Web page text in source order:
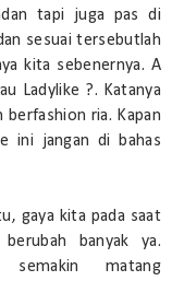
tapi juga pas di
sesuai tersebutlah
kita sebenernya. A
Ladylike ?. Katanya
berfashion ria. Kapan
ini jangan di bahas
gaya kita pada saat
banyak ya.
semakin matang